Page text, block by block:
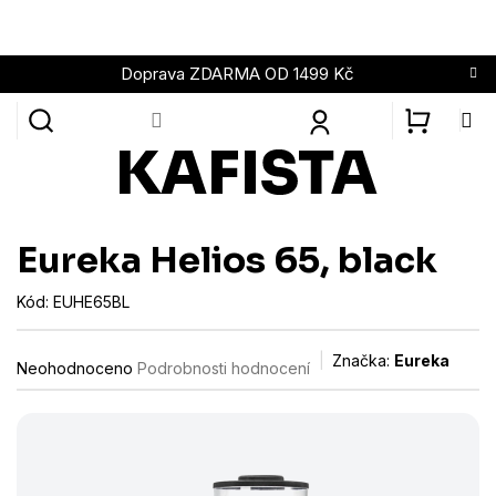
obsah
Doprava ZDARMA OD 1499 Kč
Eureka Helios 65, black
Kód: EUHE65BL
Průměrné
hodnocení
Neohodnoceno Podrobnosti hodnocení Značka: Eureka